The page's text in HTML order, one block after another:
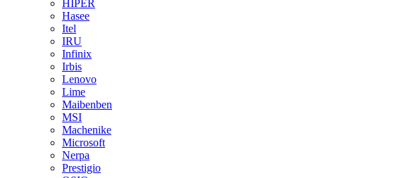
HIPER
Hasee
Itel
IRU
Infinix
Irbis
Lenovo
Lime
Maibenben
MSI
Machenike
Microsoft
Nerpa
Prestigio